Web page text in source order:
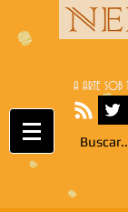
A ARTE SOB